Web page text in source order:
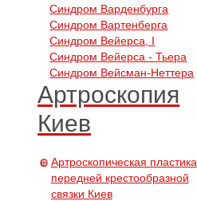
Синдром Варденбурга
Синдром Вартенберга
Синдром Вейерса, I
Синдром Вейерса - Тьера
Синдром Вейсман-Неттера
Артроскопия
Киев
Артроскопическая пластика
передней крестообразной
связки Киев